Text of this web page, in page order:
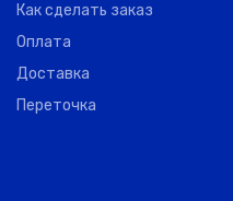
Как сделать заказ
Оплата
Доставка
Переточка